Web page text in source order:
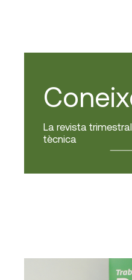
La revista
tècnica